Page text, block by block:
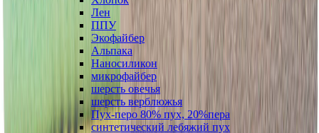
Лен
ППУ
Экофайбер
Альпака
Наносиликон
микрофайбер
шерсть овечья
шерсть верблюжья
Пух-перо 80% пух, 20%пера
синтетический лебяжий пух